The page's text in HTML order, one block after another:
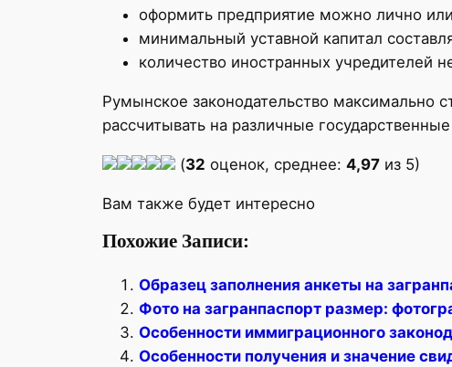
оформить предприятие можно лично
минимальный уставной капитал
количество иностранных учредителей
Румынское законодательство максимально
рассчитывать на различные
(32 оценок, среднее: 4,97 из 5)
Вам также будет интересно
Похожие Записи:
Образец заполнения анкеты на
Фото на загранпаспорт размер:
Особенности иммиграционного
Особенности получения и значение